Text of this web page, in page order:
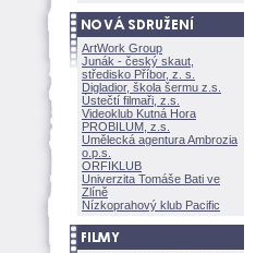
ArtWork Group
Junák - český skaut,
středisko Příbor, z. s.
Digladior, škola šermu z.s.
Ústečtí filmaři, z.s.
Videoklub Kutná Hora
PROBILUM, z.s.
Umělecká agentura Ambrozia
o.p.s.
ORFIKLUB
Univerzita Tomáše Bati ve
Zlíně
Nízkoprahový klub Pacific